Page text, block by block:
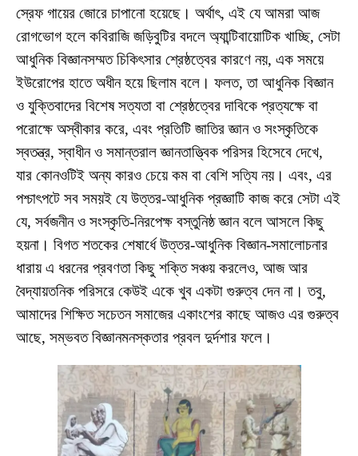
স্রেফ গায়ের জোরে চাপানো হয়েছে। অর্থাৎ, এই যে আমরা আজ
রোগভোগ হলে কবিরাজি জড়িবুটির বদলে অ্যান্টিবায়োটিক খাচ্ছি, সেটা
আধুনিক বিজ্ঞানসম্মত চিকিৎসার শ্রেষ্ঠত্বের কারণে নয়, এক সময়ে
ইউরোপের হাতে অধীন হয়ে ছিলাম বলে। ফলত, তা আধুনিক বিজ্ঞান
ও যুক্তিবাদের বিশেষ সত্যতা বা শ্রেষ্ঠত্বের দাবিকে প্রত্যক্ষে বা
পরোক্ষে অস্বীকার করে, এবং প্রতিটি জাতির জ্ঞান ও সংস্কৃতিকে
স্বতন্ত্র, স্বাধীন ও সমান্তরাল জ্ঞানতাত্ত্বিক পরিসর হিসেবে দেখে,
যার কোনওটিই অন্য কারও চেয়ে কম বা বেশি সত্যি নয়। এবং, এর
পশ্চাৎপটে সব সময়ই যে উত্তর-আধুনিক প্রজ্ঞাটি কাজ করে সেটা এই
যে, সর্বজনীন ও সংস্কৃতি-নিরপেক্ষ বস্তুনিষ্ঠ জ্ঞান বলে আসলে কিছু
হয়না। বিগত শতকের শেষার্ধে উত্তর-আধুনিক বিজ্ঞান-সমালোচনার
ধারায় এ ধরনের প্রবণতা কিছু শক্তি সঞ্চয় করলেও, আজ আর
বৈদ্যায়তনিক পরিসরে কেউই একে খুব একটা গুরুত্ব দেন না। তবু,
আমাদের শিক্ষিত সচেতন সমাজের একাংশের কাছে আজও এর গুরুত্ব
আছে, সম্ভবত বিজ্ঞানমনস্কতার প্রবল দুর্দশার ফলে।